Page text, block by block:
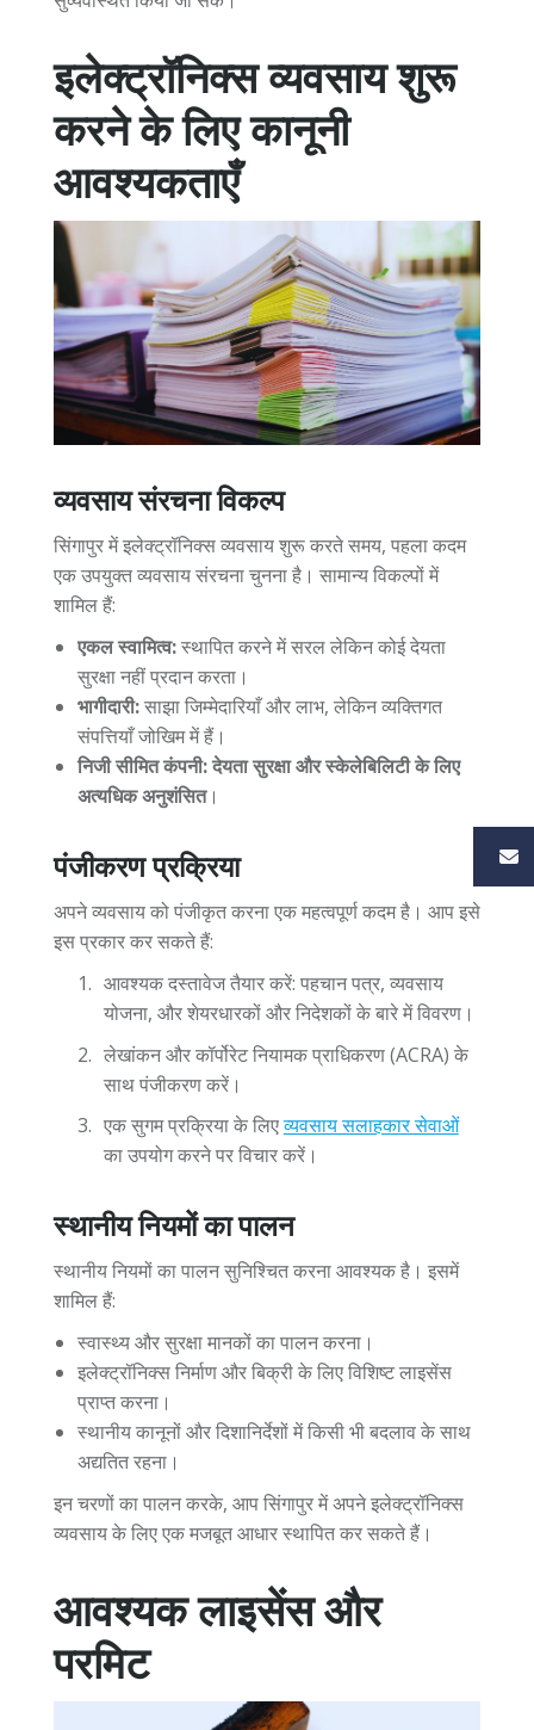
इलेक्ट्रॉनिक्स व्यवसाय शुरू
करने के लिए कानूनी
आवश्यकताएँ
व्यवसाय संरचना विकल्प
सिंगापुर में इलेक्ट्रॉनिक्स व्यवसाय शुरू करते समय, पहला कदम
एक उपयुक्त व्यवसाय संरचना चुनना है। सामान्य विकल्पों में
शामिल हैं:
एकल स्वामित्व:स्थापित करने में सरल लेकिन कोई देयता
सुरक्षा नहीं प्रदान करता।
भागीदारी:साझा जिम्मेदारियाँ और लाभ, लेकिन व्यक्तिगत
संपत्तियाँ जोखिम में हैं।
निजी सीमित कंपनी: देयता सुरक्षा और स्केलेबिलिटी के लिए
अत्यधिक अनुशंसित।
पंजीकरण प्रक्रिया
अपने व्यवसाय को पंजीकृत करना एक महत्वपूर्ण कदम है। आप इसे
इस प्रकार कर सकते हैं:
आवश्यक दस्तावेज तैयार करें: पहचान पत्र, व्यवसाय
योजना, और शेयरधारकों और निदेशकों के बारे में विवरण।
लेखांकन और कॉर्पोरेट नियामक प्राधिकरण (ACRA) के
साथ पंजीकरण करें।
एक सुगम प्रक्रिया के लिएव्यवसाय सलाहकार सेवाओं
का उपयोग करने पर विचार करें।
स्थानीय नियमों का पालन
स्थानीय नियमों का पालन सुनिश्चित करना आवश्यक है। इसमें
शामिल हैं:
स्वास्थ्य और सुरक्षा मानकों का पालन करना।
इलेक्ट्रॉनिक्स निर्माण और बिक्री के लिए विशिष्ट लाइसेंस
प्राप्त करना।
स्थानीय कानूनों और दिशानिर्देशों में किसी भी बदलाव के साथ
अद्यतित रहना।
इन चरणों का पालन करके, आप सिंगापुर में अपने इलेक्ट्रॉनिक्स
व्यवसाय के लिए एक मजबूत आधार स्थापित कर सकते हैं।
आवश्यक लाइसेंस और
परमिट